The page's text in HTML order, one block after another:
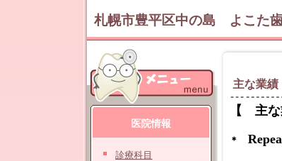
札幌市豊平区中の島 よこた
医院情報
診療科目
主な業績
【 主
＊